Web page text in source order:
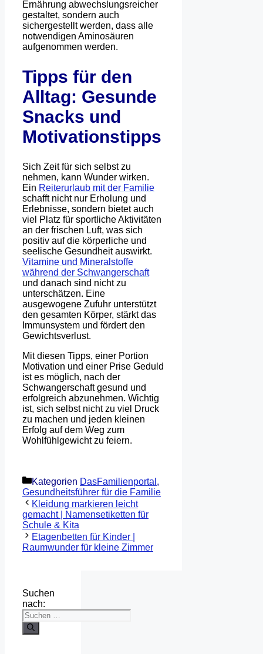
Ernährung abwechslungsreicher
gestaltet, sondern auch
sichergestellt werden, dass alle
notwendigen Aminosäuren
aufgenommen werden.
Tipps für den
Alltag: Gesunde
Snacks und
Motivationstipps
Sich Zeit für sich selbst zu
nehmen, kann Wunder wirken.
Ein Reiterurlaub mit der Familie
schafft nicht nur Erholung und
Erlebnisse, sondern bietet auch
viel Platz für sportliche Aktivitäten
an der frischen Luft, was sich
positiv auf die körperliche und
seelische Gesundheit auswirkt.
Vitamine und Mineralstoffe
während der Schwangerschaft
und danach sind nicht zu
unterschätzen. Eine
ausgewogene Zufuhr unterstützt
den gesamten Körper, stärkt das
Immunsystem und fördert den
Gewichtsverlust.
Mit diesen Tipps, einer Portion
Motivation und einer Prise Geduld
ist es möglich, nach der
Schwangerschaft gesund und
erfolgreich abzunehmen. Wichtig
ist, sich selbst nicht zu viel Druck
zu machen und jeden kleinen
Erfolg auf dem Weg zum
Wohlfühlgewicht zu feiern.
Kategorien DasFamilienportal ,
Gesundheitsführer für die Familie
Kleidung markieren leicht
gemacht | Namensetiketten für
Schule & Kita
Etagenbetten für Kinder |
Raumwunder für kleine Zimmer
Suchen
nach: